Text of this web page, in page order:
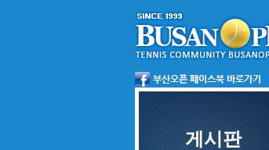
게시판